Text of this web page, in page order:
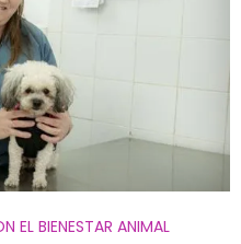
BIENESTAR ANIMAL